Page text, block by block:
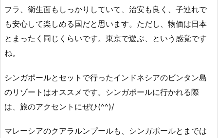
フラ、衛生面もしっかりしていて、治安も良く、子連れで
も安心して楽しめる国だと思います。ただし、物価は日本
とまったく同じくらいです。東京で遊ぶ、という感覚です
ね。
シンガポールとセットで行ったインドネシアのビンタン島
のリゾートはオススメです。シンガポールに行かれる際
は、旅のアクセントにぜひ(^^)/
マレーシアのクアラルンプールも、シンガポールとまでは